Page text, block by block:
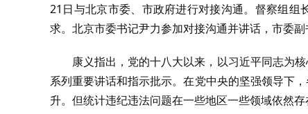
21日与北京市委、市政府进行对接沟通。督察组
求。北京市委书记尹力参加对接沟通并讲话，市委副
康义指出，党的十八大以来，以习近平同志为
系列重要讲话和指示批示。在党中央的坚强领导下
升。但统计违纪违法问题在一些地区一些领域依然存